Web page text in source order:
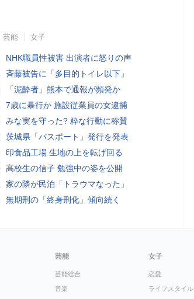
芸能 女子
NHK職員性被害 出演者に怒りの声
斉藤被告に「多目的トイレ以下」
「泥酔者」熊本で通報が頻発か
7歳に暴行か 施設従業員の女逮捕
みな実を守った? 粋な行動に称賛
茨城県「パスポート」発行を発表
印食品工場 生地の上を転げ回る
高校生の信子 勉強中の姿を公開
家の隣が民泊「トラウマなった」
無期刑の「終身刑化」傾向続く
芸能
芸能総合
音楽
女子
恋愛
ライフスタイル